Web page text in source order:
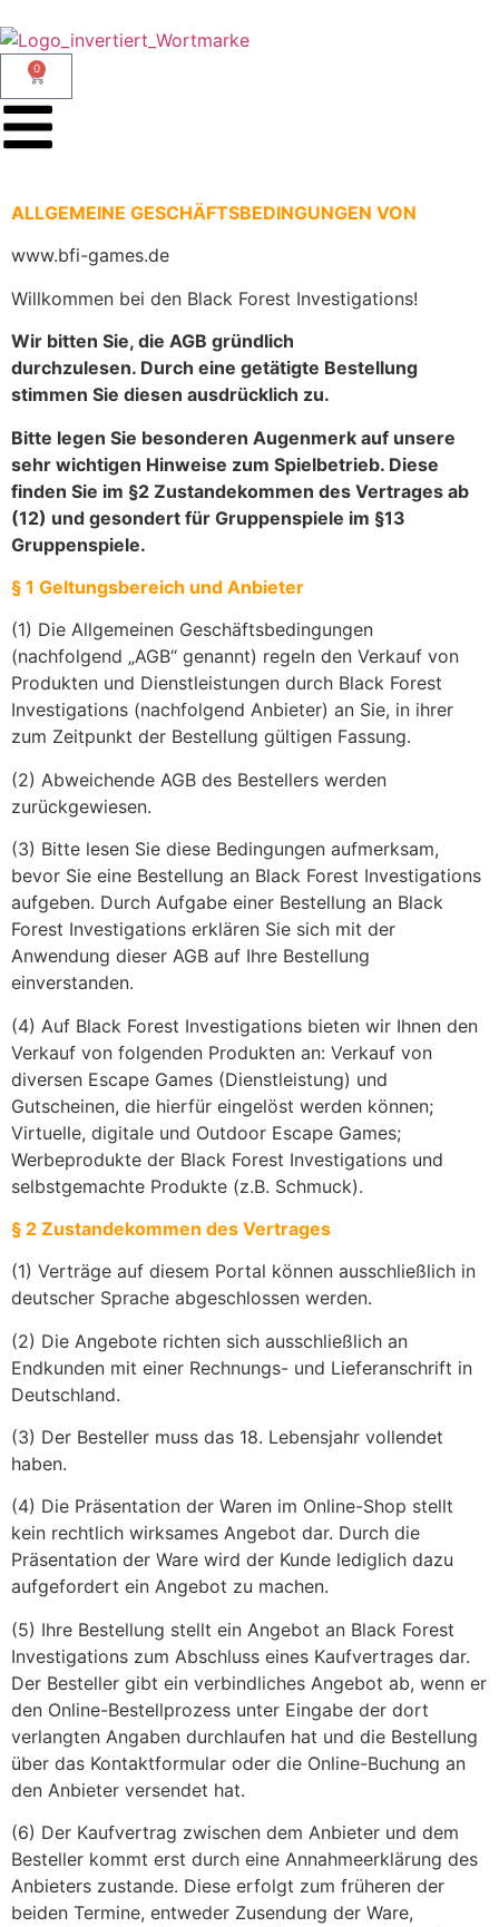
0
ALLGEMEINE GESCHÄFTSBEDINGUNGEN VON
www.bfi-games.de
Willkommen bei den Black Forest Investigations!
Wir bitten Sie, die AGB gründlich
durchzulesen. Durch eine getätigte Bestellung
stimmen Sie diesen ausdrücklich zu.
Bitte legen Sie besonderen Augenmerk auf unsere
sehr wichtigen Hinweise zum Spielbetrieb. Diese
finden Sie im §2 Zustandekommen des Vertrages ab
(12) und gesondert für Gruppenspiele im §13
Gruppenspiele.
§ 1 Geltungsbereich und Anbieter
(1) Die Allgemeinen Geschäftsbedingungen
(nachfolgend „AGB“ genannt) regeln den Verkauf von
Produkten und Dienstleistungen durch Black Forest
Investigations (nachfolgend Anbieter) an Sie, in ihrer
zum Zeitpunkt der Bestellung gültigen Fassung.
(2) Abweichende AGB des Bestellers werden
zurückgewiesen.
(3) Bitte lesen Sie diese Bedingungen aufmerksam,
bevor Sie eine Bestellung an Black Forest Investigations
aufgeben. Durch Aufgabe einer Bestellung an Black
Forest Investigations erklären Sie sich mit der
Anwendung dieser AGB auf Ihre Bestellung
einverstanden.
(4) Auf Black Forest Investigations bieten wir Ihnen den
Verkauf von folgenden Produkten an: Verkauf von
diversen Escape Games (Dienstleistung) und
Gutscheinen, die hierfür eingelöst werden können;
Virtuelle, digitale und Outdoor Escape Games;
Werbeprodukte der Black Forest Investigations und
selbstgemachte Produkte (z.B. Schmuck).
§ 2 Zustandekommen des Vertrages
(1) Verträge auf diesem Portal können ausschließlich in
deutscher Sprache abgeschlossen werden.
(2) Die Angebote richten sich ausschließlich an
Endkunden mit einer Rechnungs- und Lieferanschrift in
Deutschland.
(3) Der Besteller muss das 18. Lebensjahr vollendet
haben.
(4) Die Präsentation der Waren im Online-Shop stellt
kein rechtlich wirksames Angebot dar. Durch die
Präsentation der Ware wird der Kunde lediglich dazu
aufgefordert ein Angebot zu machen.
(5) Ihre Bestellung stellt ein Angebot an Black Forest
Investigations zum Abschluss eines Kaufvertrages dar.
Der Besteller gibt ein verbindliches Angebot ab, wenn er
den Online-Bestellprozess unter Eingabe der dort
verlangten Angaben durchlaufen hat und die Bestellung
über das Kontaktformular oder die Online-Buchung an
den Anbieter versendet hat.
(6) Der Kaufvertrag zwischen dem Anbieter und dem
Besteller kommt erst durch eine Annahmeerklärung des
Anbieters zustande. Diese erfolgt zum früheren der
beiden Termine, entweder Zusendung der Ware,